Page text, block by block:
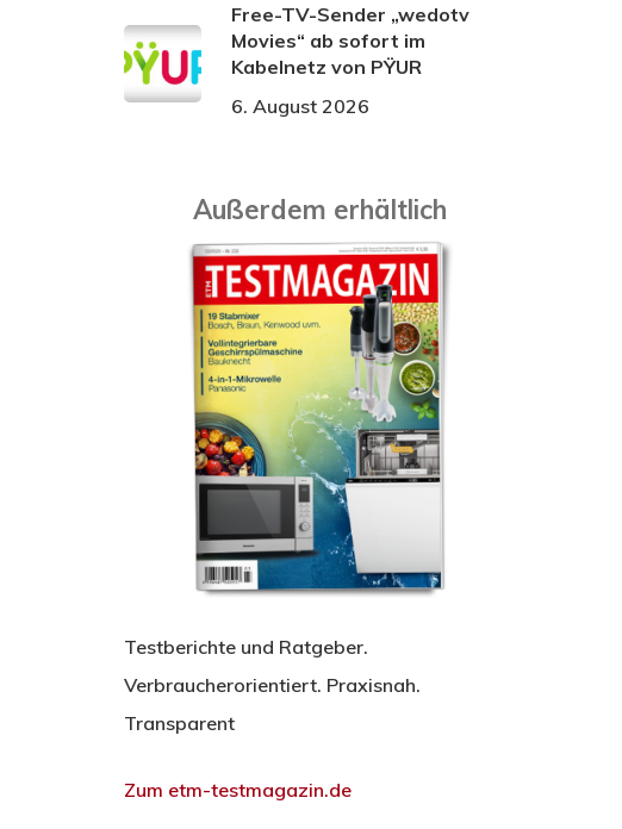
Free-TV-Sender „wedotv
Movies“ ab sofort im
Kabelnetz von PŸUR
6. August 2026
Außerdem erhältlich
Testberichte und Ratgeber.
Verbraucherorientiert. Praxisnah.
Transparent
Zum etm-testmagazin.de